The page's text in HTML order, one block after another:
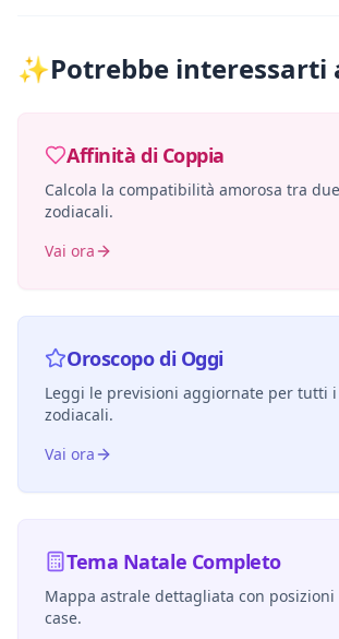
✨Potrebbe interessarti
Affinità di Coppia
Calcola la compatibilità amorosa tra
zodiacali.
Vai ora
Oroscopo di Oggi
Leggi le previsioni aggiornate per tutti
zodiacali.
Vai ora
Tema Natale Completo
Mappa astrale dettagliata con
case.